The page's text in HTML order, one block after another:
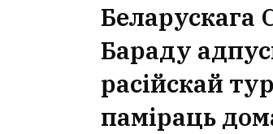
Беларускага
Бараду
расійскай
паміраць